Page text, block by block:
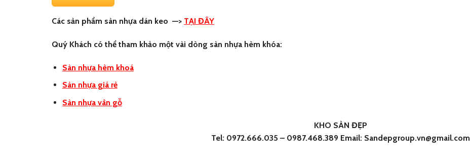
Các sản phẩm sàn nhựa dán keo —> TẠI ĐÂY
Quý Khách có thể tham khảo một vài dòng sàn nhựa hèm khóa:
Sàn nhựa hèm khoá
Sàn nhựa giá rẻ
Sàn nhựa vân gỗ
KHO SÀN ĐẸP
Tel: 0972.666.035 – 0987.468.389 Email: Sandepgroup.vn@gmail.com